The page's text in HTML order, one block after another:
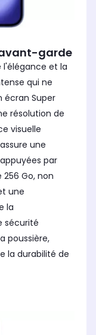
garde
l'élégance et la
qui ne
écran Super
résolution de
visuelle
une
par
Go, non
une
la
sécurité
poussière,
la durabilité de